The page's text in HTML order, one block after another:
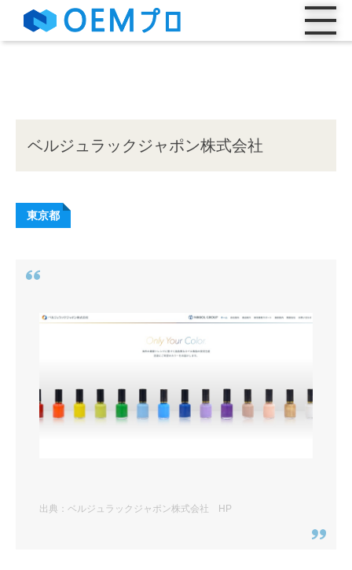
ベルジュラックジャポン株式会社
東京都
出典：ベルジュラックジャポン株式会社 HP